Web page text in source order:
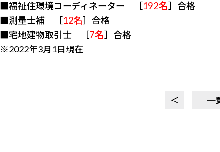
■福祉住環境コーディネーター ［192名］合格
■測量士補 ［12名］合格
■宅地建物取引士 ［7名］合格
※2022年3月1日現在
＜ 一